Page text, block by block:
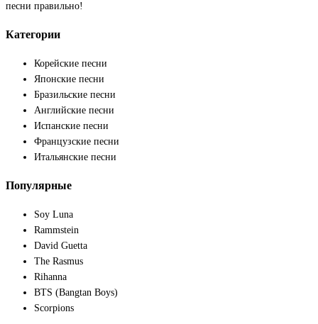
песни правильно!
Категории
Корейские песни
Японские песни
Бразильские песни
Английские песни
Испанские песни
Французские песни
Итальянские песни
Популярные
Soy Luna
Rammstein
David Guetta
The Rasmus
Rihanna
BTS (Bangtan Boys)
Scorpions